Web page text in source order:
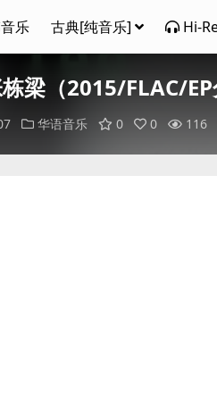
乐 古典[纯音乐] Hi-
梁（2015/FLAC/EP
华语音乐 0 0 116